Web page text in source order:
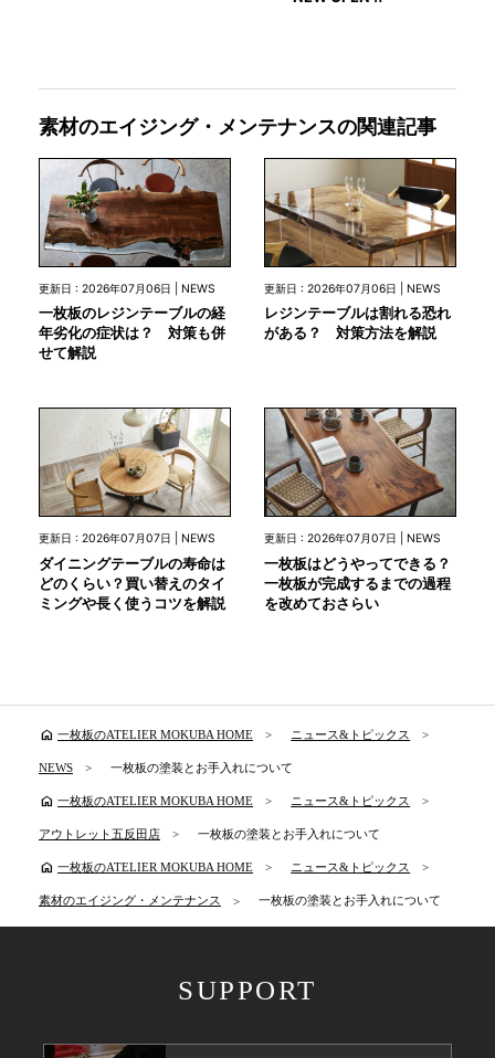
素材のエイジング・メンテナンスの関連記事
更新日 : 2026年07月06日 | NEWS
一枚板のレジンテーブルの経
年劣化の症状は？ 対策も併
せて解説
更新日 : 2026年07月06日 | NEWS
レジンテーブルは割れる恐れ
がある？ 対策方法を解説
更新日 : 2026年07月07日 | NEWS
ダイニングテーブルの寿命は
どのくらい？買い替えのタイ
ミングや長く使うコツを解説
更新日 : 2026年07月07日 | NEWS
一枚板はどうやってできる？
一枚板が完成するまでの過程
を改めておさらい
home 一枚板のATELIER MOKUBA HOME ニュース&トピックス
NEWS 一枚板の塗装とお手入れについて
home 一枚板のATELIER MOKUBA HOME ニュース&トピックス
アウトレット五反田店 一枚板の塗装とお手入れについて
home 一枚板のATELIER MOKUBA HOME ニュース&トピックス
素材のエイジング・メンテナンス 一枚板の塗装とお手入れについて
SUPPORT